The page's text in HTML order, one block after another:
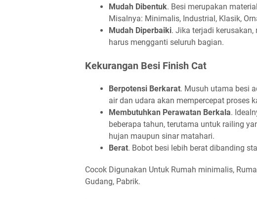
Mudah Dibentuk. Besi merupakan
Misalnya: Minimalis, Industrial, Klasik,
Mudah Diperbaiki. Jika terjadi
harus mengganti seluruh bagian.
Kekurangan Besi Finish Cat
Berpotensi Berkarat. Musuh utama besi
air dan udara akan mempercepat proses
Membutuhkan Perawatan Berkala.
beberapa tahun, terutama untuk railing
hujan maupun sinar matahari.
Berat. Bobot besi lebih berat dibanding
Cocok Digunakan Untuk Rumah minimalis,
Gudang, Pabrik.